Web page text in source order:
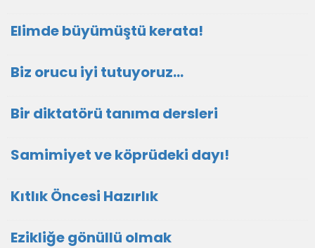
Elimde büyümüştü kerata!
Biz orucu iyi tutuyoruz…
Bir diktatörü tanıma dersleri
Samimiyet ve köprüdeki dayı!
Kıtlık Öncesi Hazırlık
Ezikliğe gönüllü olmak